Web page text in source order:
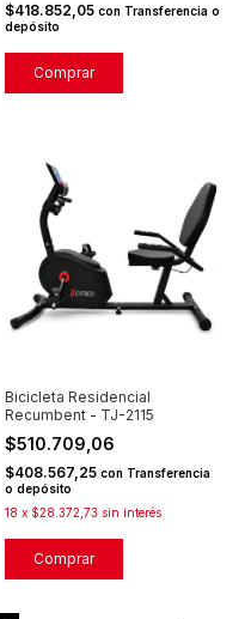
$418.852,05 con Transferencia o
depósito
Comprar
Bicicleta Residencial
Recumbent - TJ-2115
$510.709,06
$408.567,25 con Transferencia
o depósito
18 x $28.372,73 sin interés